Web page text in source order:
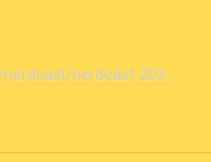
nerdcast-203-